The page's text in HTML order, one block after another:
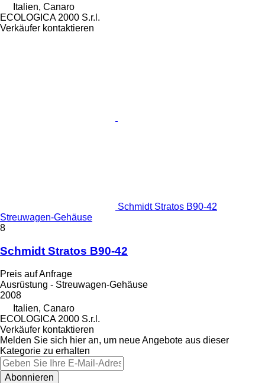
Italien, Canaro
ECOLOGICA 2000 S.r.l.
Verkäufer kontaktieren
Schmidt Stratos B90-42
Streuwagen-Gehäuse
8
Schmidt Stratos B90-42
Preis auf Anfrage
Ausrüstung - Streuwagen-Gehäuse
2008
Italien, Canaro
ECOLOGICA 2000 S.r.l.
Verkäufer kontaktieren
Melden Sie sich hier an, um neue Angebote aus dieser
Kategorie zu erhalten
Abonnieren